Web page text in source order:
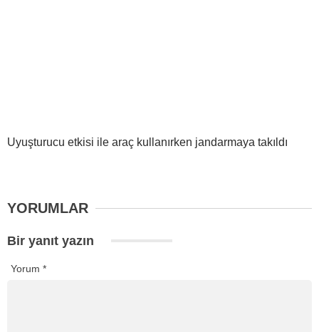
Uyuşturucu etkisi ile araç kullanırken jandarmaya takıldı
YORUMLAR
Bir yanıt yazın
Yorum *